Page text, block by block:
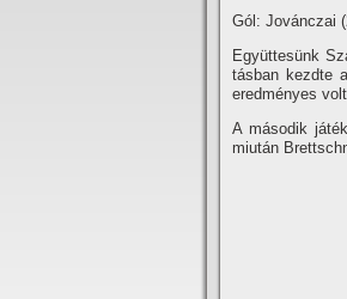
Gól: Jovánczai
Együttesünk
tásban kezdte
eredményes
A második
miután